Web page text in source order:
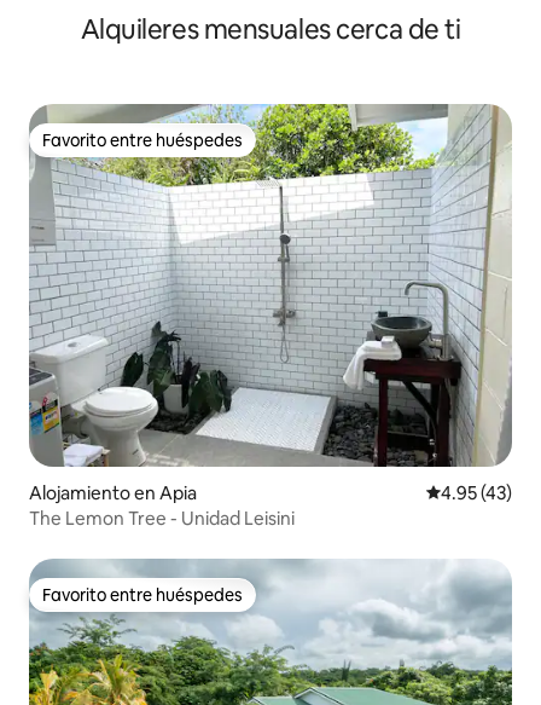
Alquileres mensuales cerca de ti
Favorito entre huéspedes
Favorito entre huéspedes
Alojamiento en Apia Calificación
4.95 (43)
The Lemon Tree - Unidad Leisini
Favorito entre huéspedes
Favorito entre huéspedes